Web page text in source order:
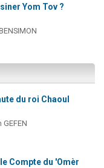
Yom Tov ?
du roi Chaoul
Compte du 'Omèr